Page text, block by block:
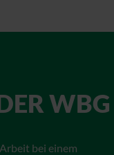
WBG
bei einem